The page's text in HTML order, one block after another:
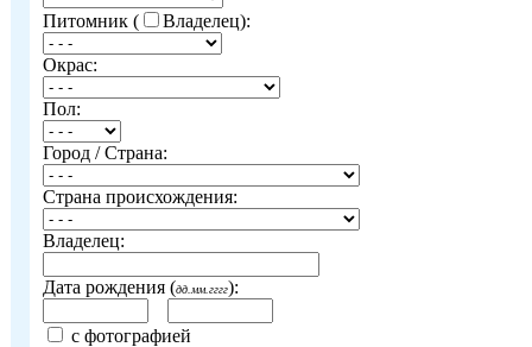
Питомник ( Владелец):
Окрас:
Пол:
Город / Страна:
Страна происхождения:
Владелец:
Дата рождения (дд.мм.гггг):
с фотографией